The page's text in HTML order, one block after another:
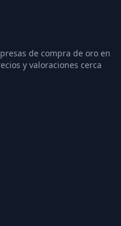
de compra de oro en
y valoraciones cerca